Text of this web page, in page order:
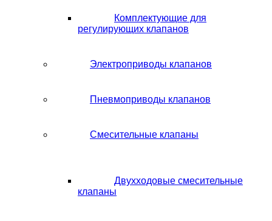
Комплектующие для
регулирующих клапанов
Электроприводы клапанов
Пневмоприводы клапанов
Смесительные клапаны
Двухходовые смесительные
клапаны